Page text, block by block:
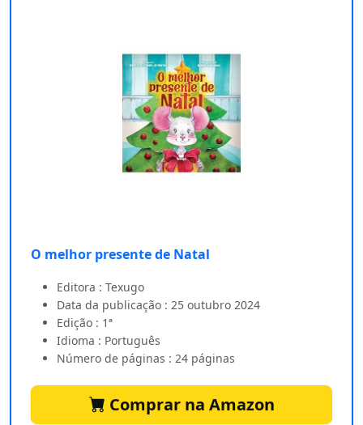
O melhor presente de Natal
Editora : Texugo
Data da publicação : 25 outubro 2024
Edição : 1ª
Idioma : Português
Número de páginas : 24 páginas
Comprar na Amazon